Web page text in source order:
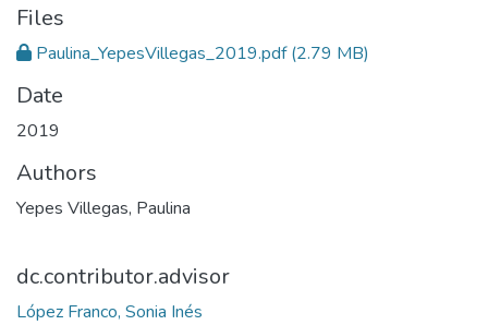
Files
Paulina_YepesVillegas_2019.pdf(2.79 MB)
Date
2019
Authors
Yepes Villegas, Paulina
dc.contributor.advisor
López Franco, Sonia Inés